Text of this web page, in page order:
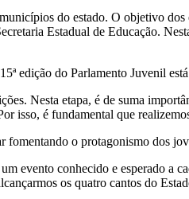
do estado. O objetivo
Estadual de Educação.
edição do Parlamento Juvenil
Nesta etapa, é de suma
isso, é fundamental que
fomentando o protagonismo dos
evento conhecido e esperado
os quatro cantos do